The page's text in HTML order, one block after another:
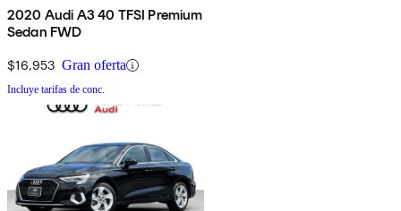
2020 Audi A3 40 TFSI Premium
Sedan FWD
$16,953 Gran oferta
Incluye tarifas de conc.